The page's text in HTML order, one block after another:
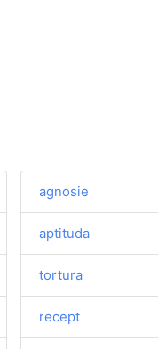
agnosie
aptituda
tortura
recept